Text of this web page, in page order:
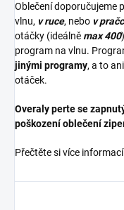
Oblečení doporučujeme
vlnu, v ruce, nebo v
otáčky (ideálněmax 400
program na vlnu.
jinými programy, a to
otáček.
Overaly perte se
poškození oblečení
Přečtěte si více